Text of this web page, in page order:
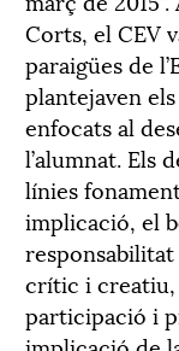
Corts, el CEV
paraigües de
plantejaven
enfocats al
l’alumnat. Els
línies
implicació, el
crític i creatiu,
participació i